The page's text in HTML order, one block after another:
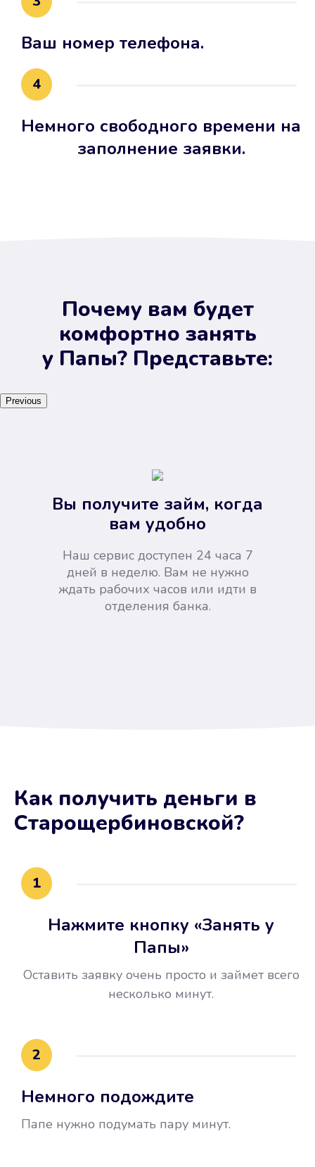
Ваш номер телефона.
4
Немного свободного времени на
заполнение заявки.
Почему вам будет
комфортно занять
у Папы? Представьте:
Previous
Вы получите займ, когда
вам удобно
Наш сервис доступен 24 часа 7
дней в неделю. Вам не нужно
ждать рабочих часов или идти в
отделения банка.
Не потребовались справки, залоги
и поручители. Папа вам доверяет.
воспользовались бесплатной
это открыло новые возможности в
Как получить деньги в
Старощербиновской?
1
Нажмите кнопку «Занять у
Папы»
Оставить заявку очень просто и займет всего
несколько минут.
2
Немного подождите
Папе нужно подумать пару минут.